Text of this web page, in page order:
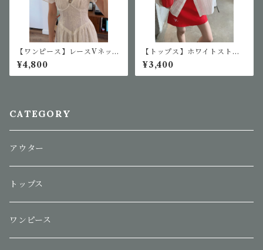
【ワンピース】レースVネック
ワンピース
¥4,800
【トップス】ホワイトストラ
イプシャツ
¥3,400
CATEGORY
アウター
トップス
ワンピース